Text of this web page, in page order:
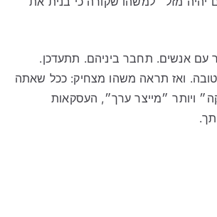
עם אנשים. תחבר ביניהם. תתעדכן.
ואז תראה משהו מצחיק: ככל שאתה
ויותר ״מייצר ערך״, העסקאות